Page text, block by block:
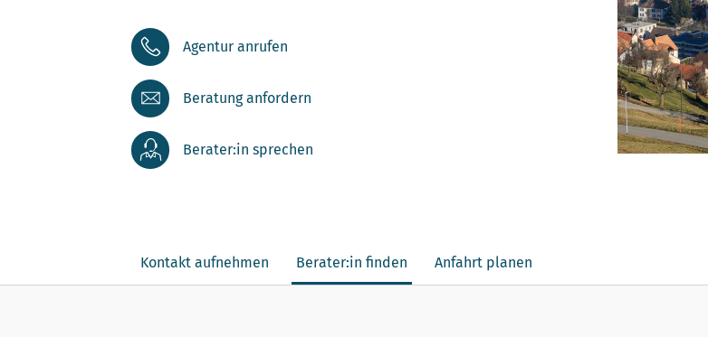
Agentur anrufen
Beratung anfordern
Berater:in sprechen
Kontakt aufnehmen Berater:in finden Anfahrt planen